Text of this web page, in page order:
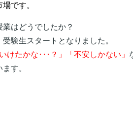
です。
はどうでしたか？
験生スタートとなりました。
けたかな･･･？」「不安しかない」
す。